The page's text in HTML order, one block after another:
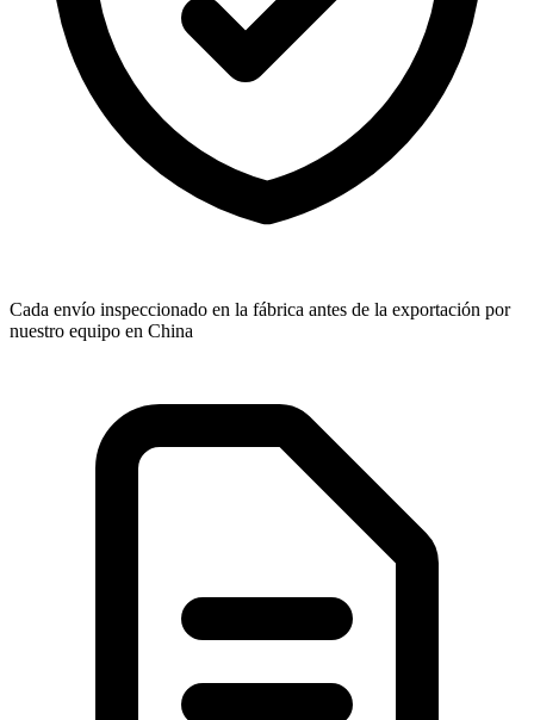
Cada envío inspeccionado en la fábrica antes de la exportación por
nuestro equipo en China